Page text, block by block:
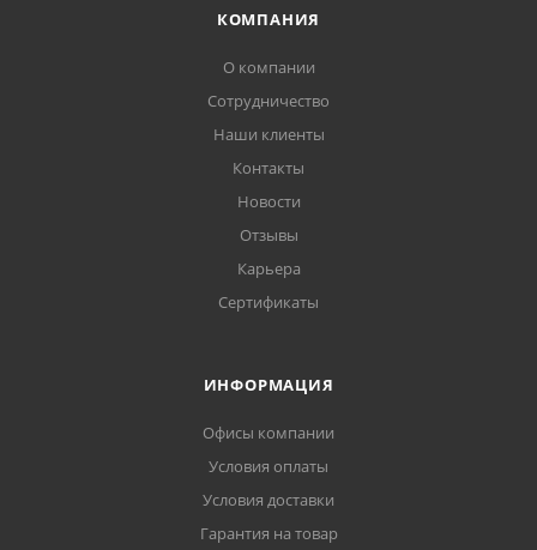
КОМПАНИЯ
О компании
Сотрудничество
Наши клиенты
Контакты
Новости
Отзывы
Карьера
Сертификаты
ИНФОРМАЦИЯ
Офисы компании
Условия оплаты
Условия доставки
Гарантия на товар